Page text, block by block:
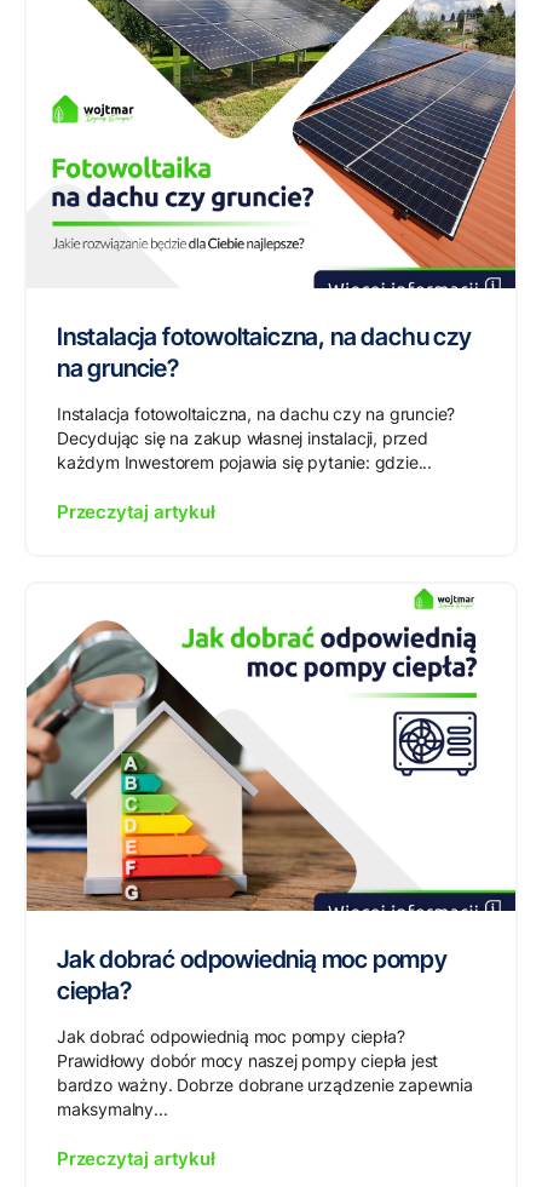
Instalacja fotowoltaiczna, na dachu czy
na gruncie?
Instalacja fotowoltaiczna, na dachu czy na gruncie?
Decydując się na zakup własnej instalacji, przed
każdym Inwestorem pojawia się pytanie: gdzie...
Przeczytaj artykuł
Jak dobrać odpowiednią moc pompy
ciepła?
Jak dobrać odpowiednią moc pompy ciepła?
Prawidłowy dobór mocy naszej pompy ciepła jest
bardzo ważny. Dobrze dobrane urządzenie zapewnia
maksymalny...
Przeczytaj artykuł